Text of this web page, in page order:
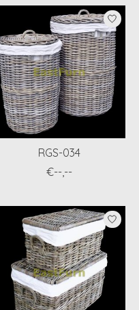
RGS-034
€--,--